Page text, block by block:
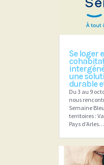
Se loger
une
durable
Du 3 au 9
nous
Semaine
territoires :
Pays d’Arles…